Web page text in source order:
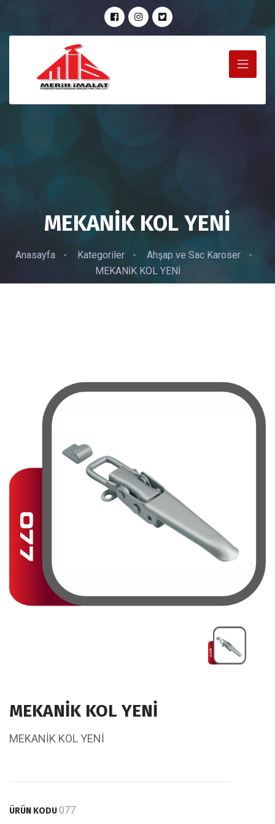
MEKANİK KOL YENİ
Anasayfa - Kategoriler - Ahşap ve Sac Karoser
-
MEKANİK KOL YENİ
MEKANİK KOL YENİ
MEKANİK KOL YENİ
ÜRÜN KODU077